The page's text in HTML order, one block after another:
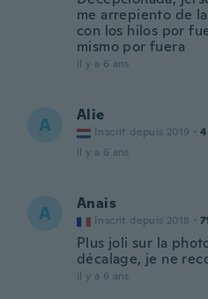
me arrepiento de
con los hilos por
mismo por fuera
il y a 6 ans
A Alie
Inscrit depuis 2019 · 4
il y a 6 ans
A Anais
Inscrit depuis 2018 ·
Plus joli sur la
décalage, je ne
il y a 6 ans